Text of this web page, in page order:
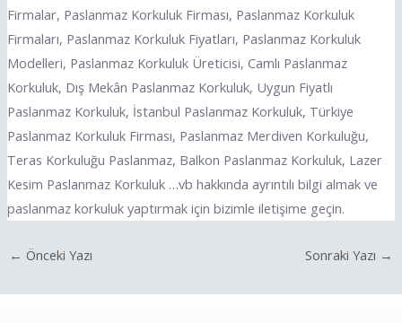
Firmalar, Paslanmaz Korkuluk Firması, Paslanmaz Korkuluk
Firmaları, Paslanmaz Korkuluk Fiyatları, Paslanmaz Korkuluk
Modelleri, Paslanmaz Korkuluk Üreticisi, Camlı Paslanmaz
Korkuluk, Dış Mekân Paslanmaz Korkuluk, Uygun Fiyatlı
Paslanmaz Korkuluk, İstanbul Paslanmaz Korkuluk, Türkiye
Paslanmaz Korkuluk Firması, Paslanmaz Merdiven Korkuluğu,
Teras Korkuluğu Paslanmaz, Balkon Paslanmaz Korkuluk, Lazer
Kesim Paslanmaz Korkuluk …vb hakkında ayrıntılı bilgi almak ve
paslanmaz korkuluk yaptırmak için bizimle iletişime geçin.
← Önceki Yazı Sonraki Yazı →